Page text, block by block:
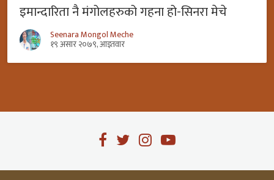
इमान्दारिता नै मंगोलहरुको गहना हो-सिनरा मेचे
Seenara Mongol Meche
१९ असार २०७९, आइतवार